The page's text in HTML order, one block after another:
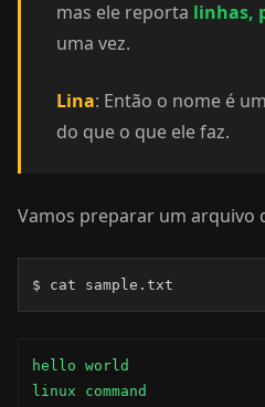
mas ele reporta linhas,
uma vez.
Lina: Então o nome é
do que o que ele faz.
Vamos preparar um arquivo
$ cat sample.txt
hello world
linux command